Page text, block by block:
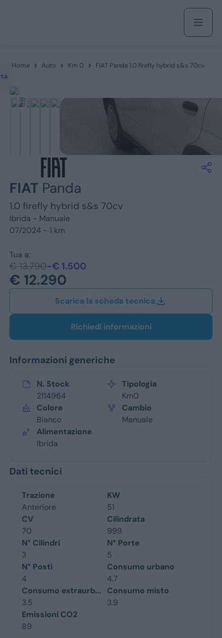
Acquista
Azienda
Servizi
Renault
Ford
Opel
Home Auto Km 0
FIAT Panda 1.0 firefly hybrid s&s 70cv
FIAT Panda
1.0 firefly hybrid s&s 70cv
Ibrida - Manuale
07/2024 - 1 km
Tua a:
€ 13.790-€ 1.500
€ 12.290
Scarica la scheda tecnica
Richiedi informazioni
Informazioni generiche
N. Stock
2114964
Tipologia
Km0
Colore
Bianco
Cambio
Manuale
Alimentazione
Ibrida
Dati tecnici
Trazione
Anteriore
KW
51
CV
70
Cilindrata
999
N° Cilindri
3
N° Porte
5
N° Posti
4
Consumo urbano
4.7
Consumo extraurb...
3.5
Consumo misto
3.9
Emissioni CO2
89